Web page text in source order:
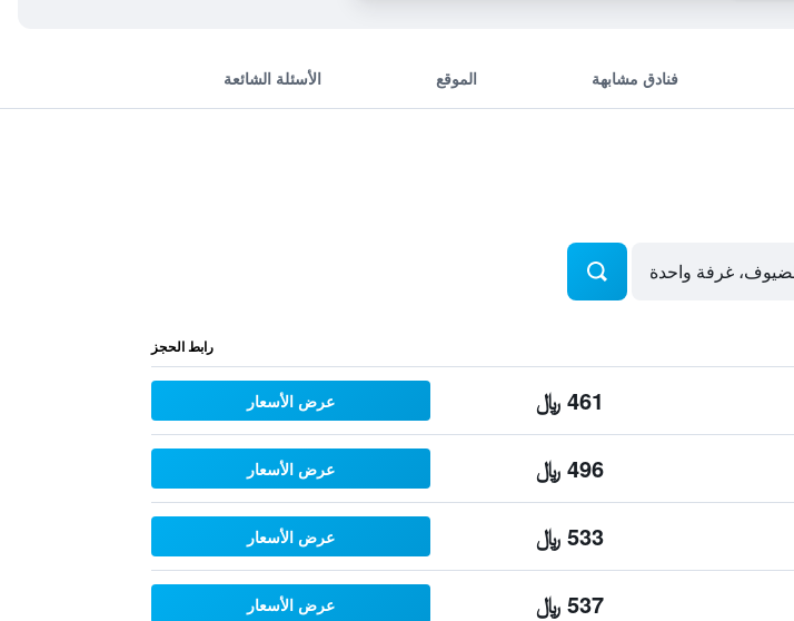
فنادق مشابهة الموقع الأسئلة الشائعة
رابط الحجز
461 ﷼ عرض الأسعار
496 ﷼ عرض الأسعار
533 ﷼ عرض الأسعار
537 ﷼ عرض الأسعار